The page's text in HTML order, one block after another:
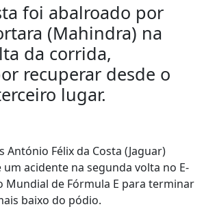
foi abalroado por
(Mahindra) na
da corrida,
recuperar desde o
lugar.
Félix da Costa (Jaguar)
acidente na segunda volta no E-
Mundial de Fórmula E para terminar
baixo do pódio.